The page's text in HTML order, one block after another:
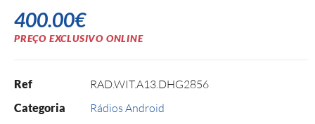
400.00€
PREÇO EXCLUSIVO ONLINE
Ref RAD.WIT.A13.DHG2856
Categoria Rádios Android